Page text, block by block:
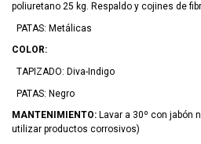
poliuretano 25 kg. Respaldo y cojines de
PATAS: Metálicas
COLOR:
TAPIZADO: Diva-Indigo
PATAS: Negro
MANTENIMIENTO: Lavar a 30º con jabón
utilizar productos corrosivos)